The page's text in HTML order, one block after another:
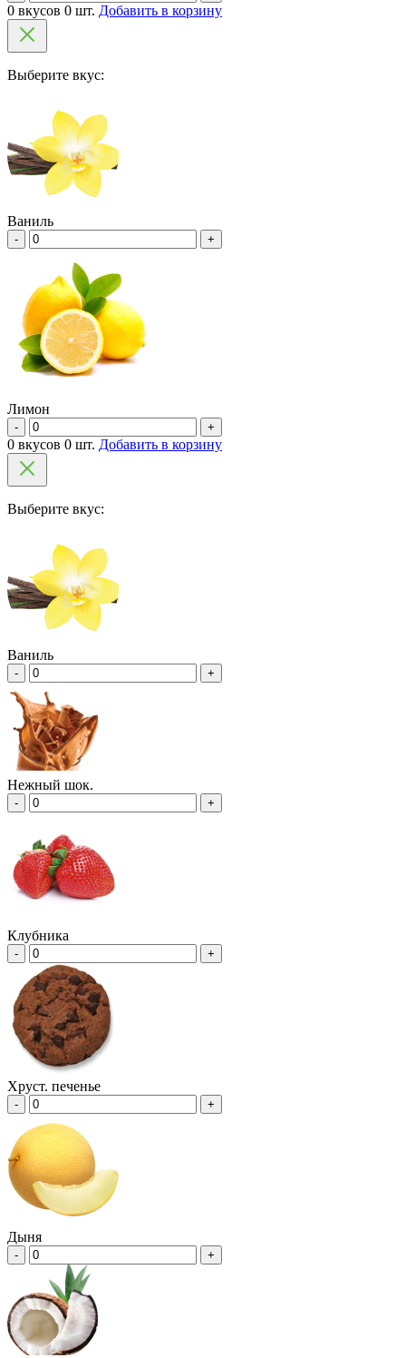
0 вкусов 0 шт. Добавить в корзину
Выберите вкус:
Ваниль
- +
Лимон
- +
0 вкусов 0 шт. Добавить в корзину
Выберите вкус:
Ваниль
- +
Нежный шок.
- +
Клубника
- +
Хруст. печенье
- +
Дыня
- +